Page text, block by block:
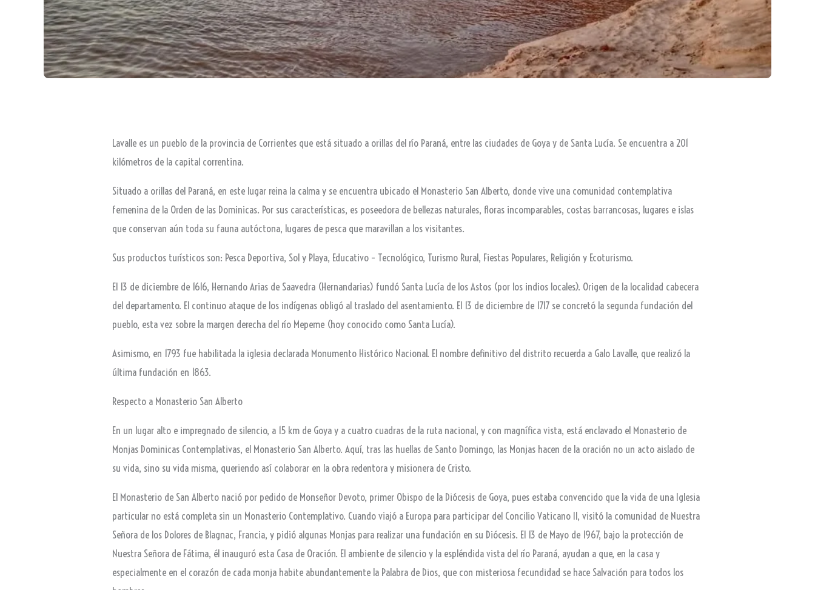
Lavalle es un pueblo de la provincia de Corrientes que está situado a orillas del río Paraná, entre las ciudades de Goya y de Santa Lucía. Se encuentra a 201
kilómetros de la capital correntina.
Situado a orillas del Paraná, en este lugar reina la calma y se encuentra ubicado el Monasterio San Alberto, donde vive una comunidad contemplativa
femenina de la Orden de las Dominicas. Por sus características, es poseedora de bellezas naturales, floras incomparables, costas barrancosas, lugares e islas
que conservan aún toda su fauna autóctona, lugares de pesca que maravillan a los visitantes.
Sus productos turísticos son: Pesca Deportiva, Sol y Playa, Educativo – Tecnológico, Turismo Rural, Fiestas Populares, Religión y Ecoturismo.
El 13 de diciembre de 1616, Hernando Arias de Saavedra (Hernandarias) fundó Santa Lucía de los Astos (por los indios locales). Origen de la localidad cabecera
del departamento. El continuo ataque de los indígenas obligó al traslado del asentamiento. El 13 de diciembre de 1717 se concretó la segunda fundación del
pueblo, esta vez sobre la margen derecha del río Mepeme (hoy conocido como Santa Lucía).
Asimismo, en 1793 fue habilitada la iglesia declarada Monumento Histórico Nacional. El nombre definitivo del distrito recuerda a Galo Lavalle, que realizó la
última fundación en 1863.
Respecto a Monasterio San Alberto
En un lugar alto e impregnado de silencio, a 15 km de Goya y a cuatro cuadras de la ruta nacional, y con magnífica vista, está enclavado el Monasterio de
Monjas Dominicas Contemplativas, el Monasterio San Alberto. Aquí, tras las huellas de Santo Domingo, las Monjas hacen de la oración no un acto aislado de
su vida, sino su vida misma, queriendo así colaborar en la obra redentora y misionera de Cristo.
El Monasterio de San Alberto nació por pedido de Monseñor Devoto, primer Obispo de la Diócesis de Goya, pues estaba convencido que la vida de una Iglesia
particular no está completa sin un Monasterio Contemplativo. Cuando viajó a Europa para participar del Concilio Vaticano II, visitó la comunidad de Nuestra
Señora de los Dolores de Blagnac, Francia, y pidió algunas Monjas para realizar una fundación en su Diócesis. El 13 de Mayo de 1967, bajo la protección de
Nuestra Señora de Fátima, él inauguró esta Casa de Oración. El ambiente de silencio y la espléndida vista del río Paraná, ayudan a que, en la casa y
especialmente en el corazón de cada monja habite abundantemente la Palabra de Dios, que con misteriosa fecundidad se hace Salvación para todos los